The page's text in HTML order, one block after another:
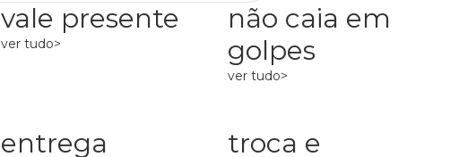
vale presente
ver tudo>
não caia em
golpes
ver tudo>
entrega
troca e